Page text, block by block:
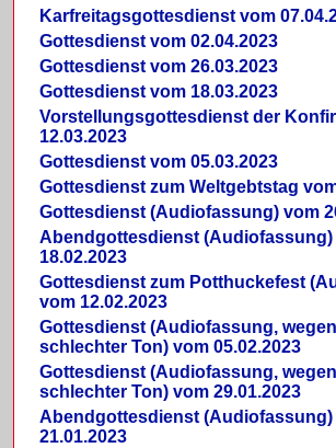
Karfreitagsgottesdienst vom
Gottesdienst vom 02.04.2023
Gottesdienst vom 26.03.2023
Gottesdienst vom 18.03.2023
Vorstellungsgottesdienst der
12.03.2023
Gottesdienst vom 05.03.2023
Gottesdienst zum Weltgebtstag
Gottesdienst (Audiofassung) vom
Abendgottesdienst (Audiofassung)
18.02.2023
Gottesdienst zum Potthuckefest
vom 12.02.2023
Gottesdienst (Audiofassung,
schlechter Ton) vom 05.02.2023
Gottesdienst (Audiofassung,
schlechter Ton) vom 29.01.2023
Abendgottesdienst (Audiofassung)
21.01.2023